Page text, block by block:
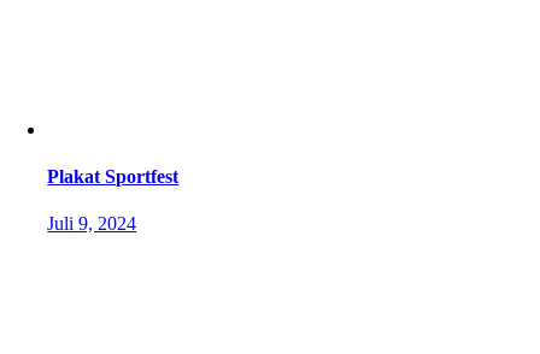
Plakat Sportfest
Juli 9, 2024